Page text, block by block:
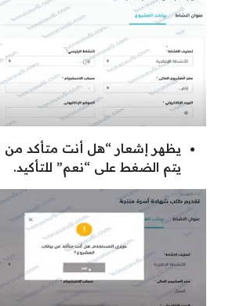
يظهر إشعار “هل أنت متأكد من
يتم الضغط على “نعم” للتأكيد.